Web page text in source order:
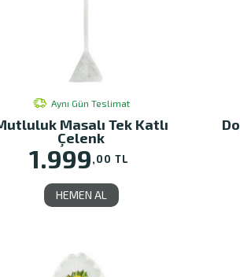
Aynı Gün Teslimat
Masalı Tek Katlı
Çelenk
1.999,00 TL
HEMEN AL